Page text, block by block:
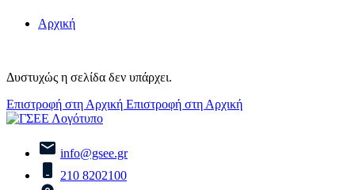
Αρχική
Δυστυχώς η σελίδα δεν υπάρχει.
Επιστροφή στη Αρχική Επιστροφή στη Αρχική
info@gsee.gr
210 8202100